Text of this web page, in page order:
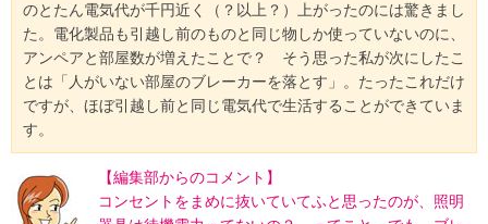
のとたん電気代が千円近く（？以上？）上がったのには驚きまし
た。電化製品も引越し前のものと同じ物しか使っていないのに、
アンペアと部屋数が増えたことで？ そう思った私が次にしたこ
とは「人がいない部屋のブレーカーを落とす」。たったこれだけ
ですが、ほぼ引越し前と同じ電気代で生活することができていま
す。
【編集部からのコメント】
コンセントをまめに抜いていてふと思ったのが、照明